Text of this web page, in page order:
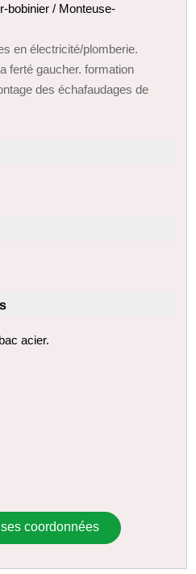
bobinier / Monteuse-
en électricité/plomberie.
ferté gaucher. formation
des échafaudages de
acier.
coordonnées